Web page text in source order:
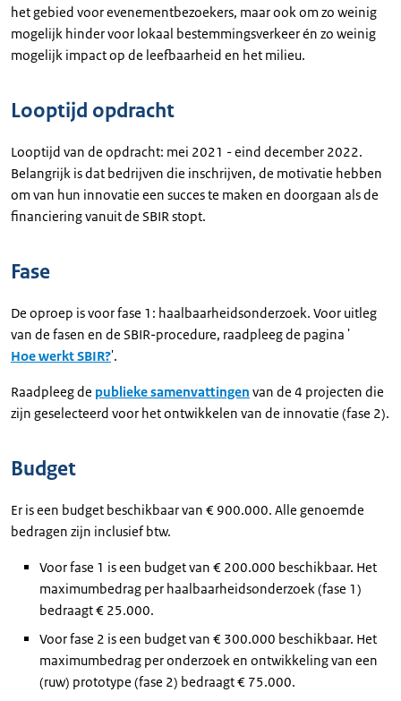
het gebied voor evenementbezoekers, maar ook om zo weinig
mogelijk hinder voor lokaal bestemmingsverkeer én zo weinig
mogelijk impact op de leefbaarheid en het milieu.
Looptijd opdracht
Looptijd van de opdracht: mei 2021 - eind december 2022.
Belangrijk is dat bedrijven die inschrijven, de motivatie hebben
om van hun innovatie een succes te maken en doorgaan als de
financiering vanuit de SBIR stopt.
Fase
De oproep is voor fase 1: haalbaarheidsonderzoek. Voor uitleg
van de fasen en de SBIR-procedure, raadpleeg de pagina '
Hoe werkt SBIR?'.
Raadpleeg de publieke samenvattingen van de 4 projecten die
zijn geselecteerd voor het ontwikkelen van de innovatie (fase 2).
Budget
Er is een budget beschikbaar van € 900.000. Alle genoemde
bedragen zijn inclusief btw.
Voor fase 1 is een budget van € 200.000 beschikbaar. Het
maximumbedrag per haalbaarheidsonderzoek (fase 1)
bedraagt € 25.000.
Voor fase 2 is een budget van € 300.000 beschikbaar. Het
maximumbedrag per onderzoek en ontwikkeling van een
(ruw) prototype (fase 2) bedraagt € 75.000.